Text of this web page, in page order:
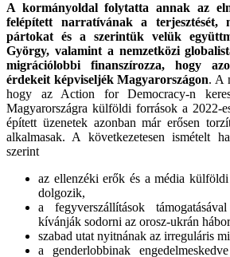
A kormányoldal folytatta annak az
felépített narratívának a terjesztését,
pártokat és a szerintük velük
György, valamint a nemzetközi
migrációlobbi finanszírozza, hogy
érdekeit képviseljék Magyarországon. A
hogy az Action for Democracy-n
Magyarországra külföldi források a 2022-
épített üzenetek azonban már erősen
alkalmasak. A következetesen ismételt
szerint
az ellenzéki erők és a média külföldi
dolgozik,
a fegyverszállítások
kívánják sodorni az orosz-ukrán
szabad utat nyitnának az irreguláris
a genderlobbinak